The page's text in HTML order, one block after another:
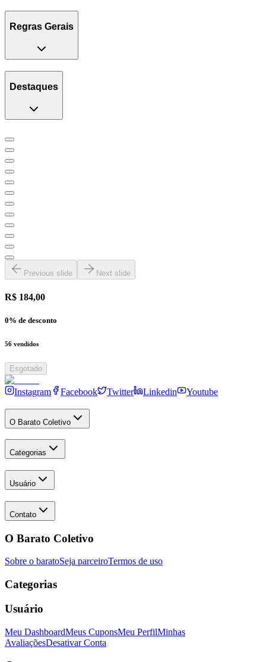
Regras Gerais
Destaques
Previous slide Next slide
R$ 184,00
0% de desconto
56 vendidos
Esgotado
Instagram Facebook Twitter Linkedin Youtube
O Barato Coletivo
Categorias
Usuário
Contato
O Barato Coletivo
Sobre o baratoSeja parceiroTermos de uso
Categorias
Usuário
Meu DashboardMeus CuponsMeu PerfilMinhas
AvaliaçõesDesativar Conta